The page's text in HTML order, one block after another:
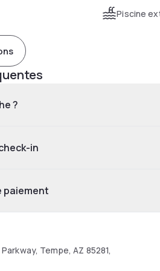
Piscine
?
in
paiement
Tempe, AZ 85281,